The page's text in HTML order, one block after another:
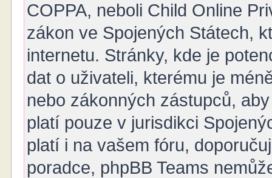
COPPA, neboli Child Online
zákon ve Spojených Státech,
internetu. Stránky, kde je
dat o uživateli, kterému je
nebo zákonných zástupců,
platí pouze v jurisdikci
platí i na vašem fóru,
poradce, phpBB Teams